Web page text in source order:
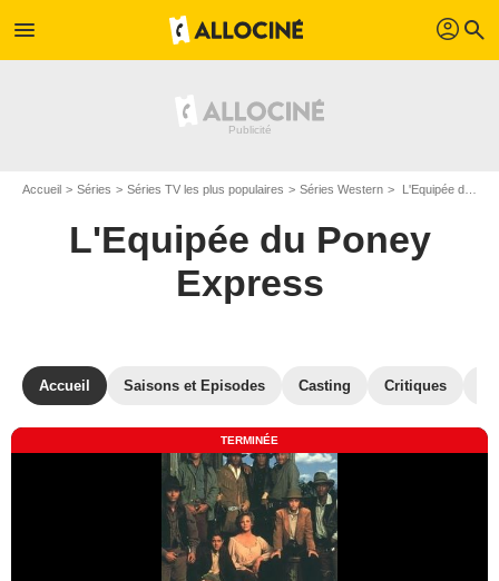
menu profil search
Accueil Séries Séries TV les plus populaires Séries Western L'Equipée du Poney Express
L'Equipée du Poney
Express
Accueil Saisons et Episodes Casting Critiques
TERMINÉE